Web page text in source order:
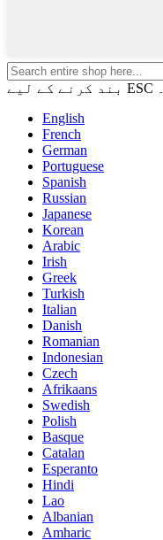
English
French
German
Portuguese
Spanish
Russian
Japanese
Korean
Arabic
Irish
Greek
Turkish
Italian
Danish
Romanian
Indonesian
Czech
Afrikaans
Swedish
Polish
Basque
Catalan
Esperanto
Hindi
Lao
Albanian
Amharic